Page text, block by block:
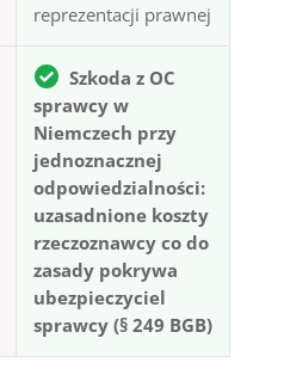
reprezentacji prawnej
Szkoda z OC
sprawcy w
Niemczech przy
jednoznacznej
odpowiedzialności:
uzasadnione koszty
rzeczoznawcy co do
zasady pokrywa
ubezpieczyciel
sprawcy (§ 249 BGB)